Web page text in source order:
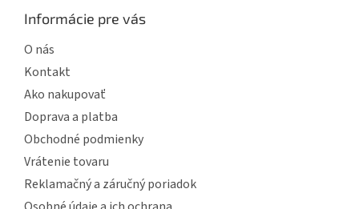
Informácie pre vás
O nás
Kontakt
Ako nakupovať
Doprava a platba
Obchodné podmienky
Vrátenie tovaru
Reklamačný a záručný poriadok